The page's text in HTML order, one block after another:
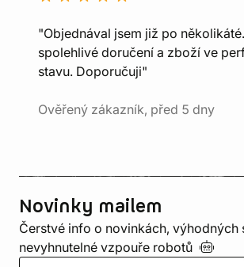
"Objednával jsem již po
spolehlivé doručení a zboží ve
stavu. Doporučuji"
Ověřený zákazník, před 5 dny
Novinky mailem
Čerstvé info o novinkách, výhodných
nevyhnutelné vzpouře robotů